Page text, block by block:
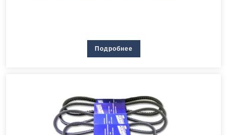
Подробнее